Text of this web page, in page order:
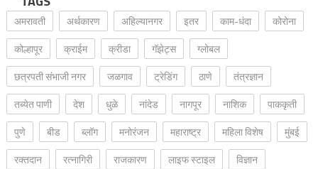
अमरावती अर्थकारण अहिल्यानगर इतर काम-धंदा
कोरोना
कोल्हापूर
क्राईम क्रीडा गॅझेट्स
ग्लोबल
छत्रपती संभाजी नगर
जळगाव ट्रेडिंग ठाणे
तंत्रज्ञान
तब्येत पाणी
देश धुळे नांदेड नागपूर नाशिक
पाककृती
पुणे
बीड ब्लॉग मनोरंजन महाराष्ट्र महिला विशेष
मुंबई
रक्‍तदान
रत्नागिरी राजकारण लाइफ स्टाइल
विज्ञान